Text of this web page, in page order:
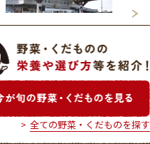
ふれあいドーム岡崎
全ての野菜・くだものを探す